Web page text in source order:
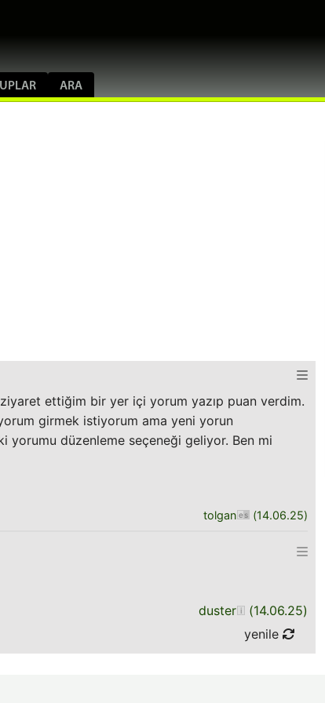
ARA
ziyaret ettiğim bir yer içi yorum yazıp puan verdim.
girmek istiyorum ama yeni yorun
yorumu düzenleme seçeneği geliyor. Ben mi
tolgan (14.06.25)
duster (14.06.25)
yenile